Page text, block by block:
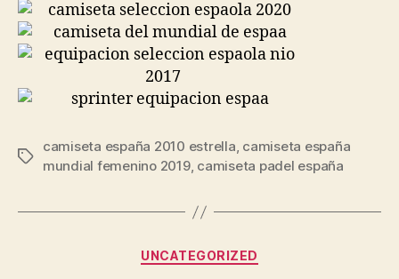
Etiquetas
camiseta españa 2010 estrella, camiseta españa
mundial femenino 2019, camiseta padel españa
Categorías
UNCATEGORIZED